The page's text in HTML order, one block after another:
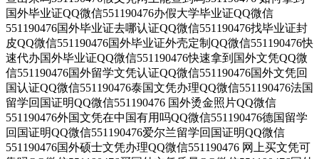
国外毕业证QQ微信551190476办假大学毕业证QQ微信
551190476国外毕业证去哪认证QQ微信551190476找毕业证封
皮QQ微信551190476国外毕业证外壳定制QQ微信551190476快
速代办国外毕业证QQ微信551190476快速拿到国外文凭QQ微
信551190476国外留学文凭认证QQ微信551190476国外文凭回
国认证QQ微信551190476泰国文凭办理QQ微信551190476法国
留学回国证明QQ微信551190476 国外烫金照片QQ微信
551190476外国文凭在中国有用吗QQ微信551190476德国留学
回国证明QQ微信551190476爱尔兰留学回国证明QQ微信
551190476国外硕士文凭办理QQ微信551190476 网上买文凭可